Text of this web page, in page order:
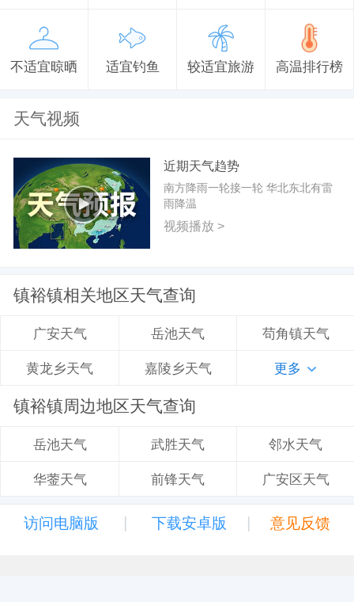
不适宜晾晒 适宜钓鱼 较适宜旅游 高温排行榜
天气视频
近期天气趋势
南方降雨一轮接一轮 华北东北有雷
雨降温
视频播放 >
镇裕镇相关地区天气查询
广安天气 岳池天气 苟角镇天气
黄龙乡天气 嘉陵乡天气 更多
镇裕镇周边地区天气查询
岳池天气 武胜天气 邻水天气
华蓥天气 前锋天气 广安区天气
访问电脑版 | 下载安卓版 | 意见反馈